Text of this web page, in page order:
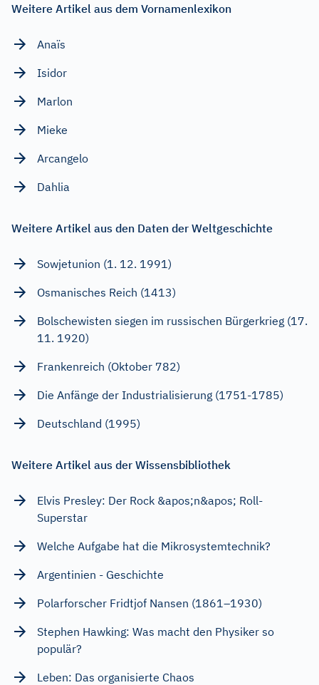
Weitere Artikel aus dem Vornamenlexikon
Anaïs
Isidor
Marlon
Mieke
Arcangelo
Dahlia
Weitere Artikel aus den Daten der Weltgeschichte
Sowjetunion (1. 12. 1991)
Osmanisches Reich (1413)
Bolschewisten siegen im russischen Bürgerkrieg (17.
11. 1920)
Frankenreich (Oktober 782)
Die Anfänge der Industrialisierung (1751-1785)
Deutschland (1995)
Weitere Artikel aus der Wissensbibliothek
Elvis Presley: Der Rock &apos;n&apos; Roll-
Superstar
Welche Aufgabe hat die Mikrosystemtechnik?
Argentinien - Geschichte
Polarforscher Fridtjof Nansen (1861–1930)
Stephen Hawking: Was macht den Physiker so
populär?
Leben: Das organisierte Chaos